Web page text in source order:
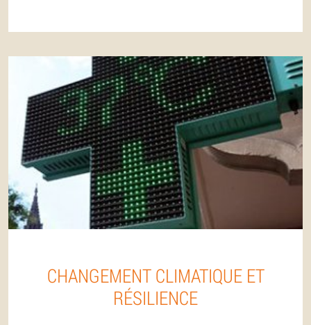
CHANGEMENT CLIMATIQUE ET
RÉSILIENCE